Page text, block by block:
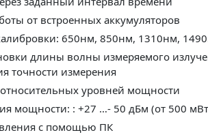
от встроенных аккумуляторов
калибровки: 650нм, 850нм,
длины волны измеряемого
точности измерения
уровней мощности
мощности: : +27 …- 50 дБм (от 500
с помощью ПК